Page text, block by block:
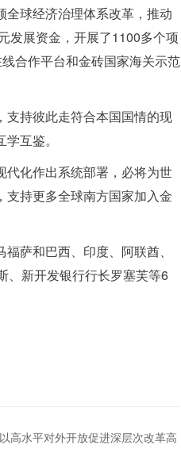
球经济治理体系改革，推动
发展资金，开展了1100多个项
合作平台和金砖国家海关示范
持彼此走符合本国国情的现
互鉴。
代化作出系统部署，必将为世
持更多全球南方国家加入金
萨和巴西、印度、阿联酋、
、新开发银行行长罗塞芙等6
高水平对外开放促进深层次改革高